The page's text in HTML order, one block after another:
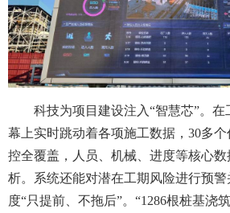
科技为项目建设注入“智慧芯”。在
幕上实时跳动着各项施工数据，30多
控全覆盖，人员、机械、进度等核心
析。系统还能对潜在工期风险进行预
度“只提前、不拖后”。“1286根桩基浇